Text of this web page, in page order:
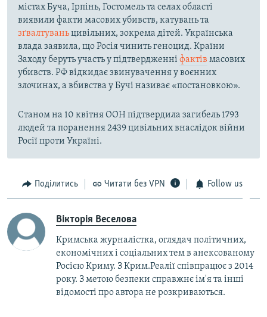
містах Буча, Ірпінь, Гостомель та селах області
виявили факти масових убивств, катувань та
зґвалтуваньцивільних, зокрема дітей. Українська
влада заявила, що Росія чинить геноцид. Країни
Заходу беруть участь у підтвердженні фактів масових
убивств. РФ відкидає звинувачення у воєнних
злочинах, а вбивства у Бучі називає «постановкою».
Станом на 10 квітня ООН підтвердила загибель 1793
людей та поранення 2439 цивільних внаслідок війни
Росії проти Україні.
Поділитись Читати без VPN Follow us
Вікторія Веселова
Кримська журналістка, оглядач політичних,
економічних і соціальних тем в анексованому
Росією Криму. З Крим.Реалії співпрацює з 2014
року. З метою безпеки справжнє ім'я та інші
відомості про автора не розкриваються.